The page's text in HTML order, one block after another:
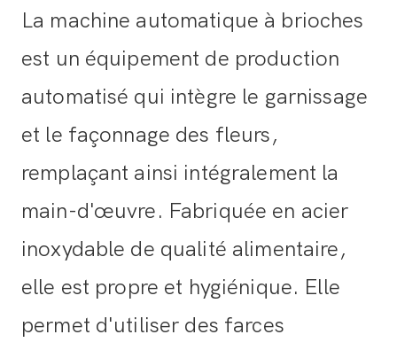
La machine automatique à brioches
est un équipement de production
automatisé qui intègre le garnissage
et le façonnage des fleurs,
remplaçant ainsi intégralement la
main-d'œuvre. Fabriquée en acier
inoxydable de qualité alimentaire,
elle est propre et hygiénique. Elle
permet d'utiliser des farces